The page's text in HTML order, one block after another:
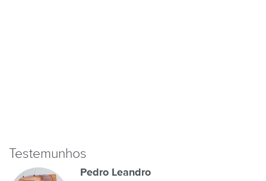
Testemunhos
Pedro Leandro